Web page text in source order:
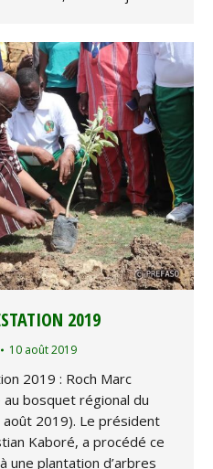
2019
10 août 2019
2019 : Roch Marc
bosquet régional du
2019). Le président
Kaboré, a procédé ce
une plantation d’arbres